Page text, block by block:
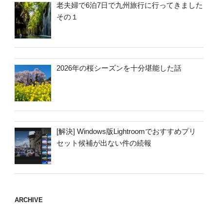
老夫婦で6泊7日で九州旅行に行ってきました
その１
2026年の桜シーズンを十分堪能した話
[解決] Windows版Lightroomでおすすめプリ
セット候補が出ない件の続報
ARCHIVE